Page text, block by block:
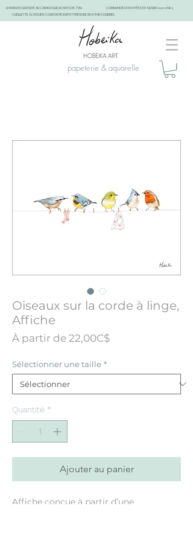
LIVRAISON GRATUITE AU CANADA SUR ACHATS DE 75$+
COMMANDES ENVOYÉES EN 4 JOURS ouvrables
CUEILLETTE À L'ATELIER: COUPON PICKUP ET PRENDRE RDV PAR COURRIEL
papeterie & aquarelle
Oiseaux sur la corde à linge,
Affiche
À partir de 22,00C$Prix
Sélectionner une taille *
Quantité *
Ajouter au panier
Affiche conçue à partir d’une